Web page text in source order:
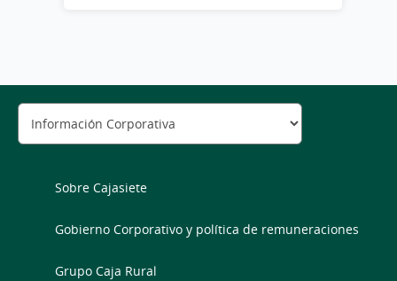
Sobre Cajasiete
Gobierno Corporativo y política de remuneraciones
Grupo Caja Rural